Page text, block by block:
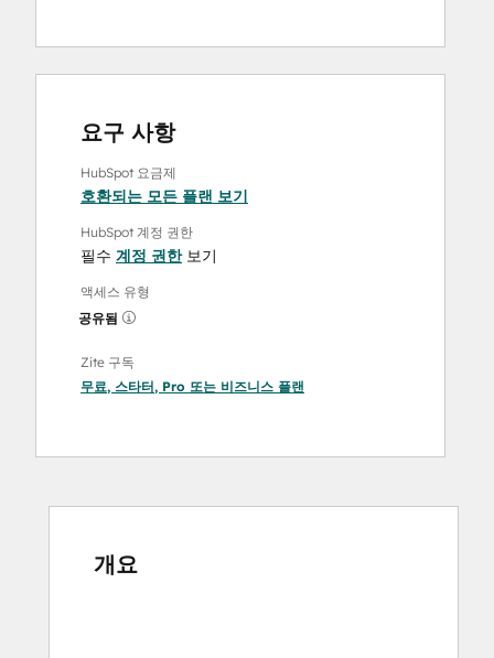
요구 사항
HubSpot 요금제
호환되는 모든 플랜 보기
HubSpot 계정 권한
필수 계정 권한보기
액세스 유형
공유됨
Zite 구독
무료, 스타터, Pro 또는 비즈니스 플랜
개요